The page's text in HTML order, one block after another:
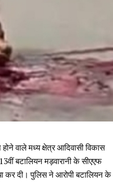
वाले मध्य क्षेत्र आदिवासी विकास
बटालियन मड़वारानी के सीएएफ
कर दी। पुलिस ने आरोपी बटालियन के